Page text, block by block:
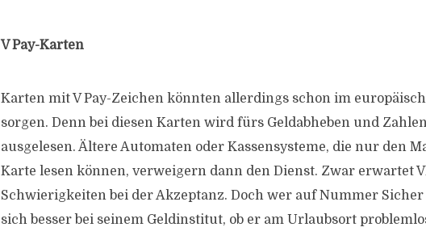
V Pay-Karten
Karten mit V Pay-Zeichen könnten allerdings schon im
sorgen. Denn bei diesen Karten wird fürs Geldabheben und
ausgelesen. Ältere Automaten oder Kassensysteme, die nur den
Karte lesen können, verweigern dann den Dienst. Zwar erwartet
Schwierigkeiten bei der Akzeptanz. Doch wer auf Nummer
sich besser bei seinem Geldinstitut, ob er am Urlaubsort